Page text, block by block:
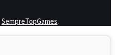
SempreTopGames.